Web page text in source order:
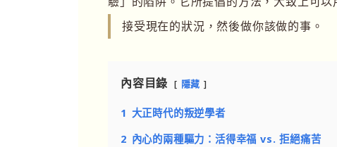
接受現在的狀況，然後做你該做的事。
內容目錄 隱藏
1 大正時代的叛逆學者
2 內心的兩種驅力：活得幸福 vs. 拒絕痛苦